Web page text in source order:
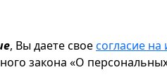
, Вы даете своесогласие
закона «О